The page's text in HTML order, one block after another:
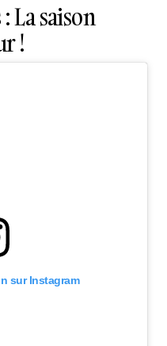
La saison
!
sur Instagram